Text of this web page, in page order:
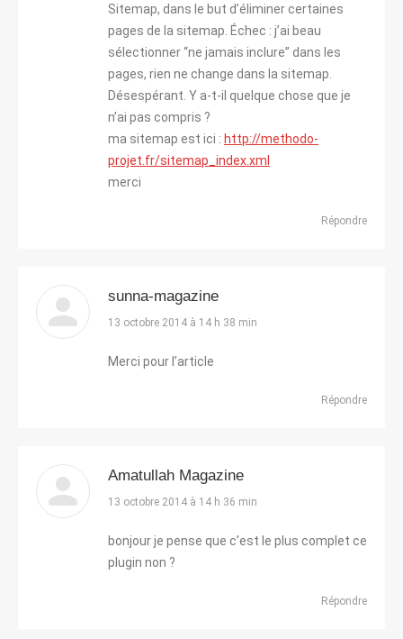
Sitemap, dans le but d’éliminer certaines
pages de la sitemap. Échec : j’ai beau
sélectionner “ne jamais inclure” dans les
pages, rien ne change dans la sitemap.
Désespérant. Y a-t-il quelque chose que je
n’ai pas compris ?
ma sitemap est ici : http://methodo-
projet.fr/sitemap_index.xml
merci
Répondre
sunna-magazine
dit
13 octobre 2014 à 14 h 38 min
Merci pour l’article
Répondre
Amatullah Magazine
dit
13 octobre 2014 à 14 h 36 min
bonjour je pense que c’est le plus complet ce
plugin non ?
Répondre